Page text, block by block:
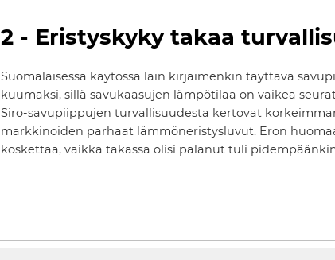
2 - Eristyskyky takaa
Suomalaisessa käytössä lain kirjaimenkin täyttävä
kuumaksi, sillä savukaasujen lämpötilaa on vaikea
Siro-savupiippujen turvallisuudesta kertovat
markkinoiden parhaat lämmöneristysluvut. Eron
koskettaa, vaikka takassa olisi palanut tuli